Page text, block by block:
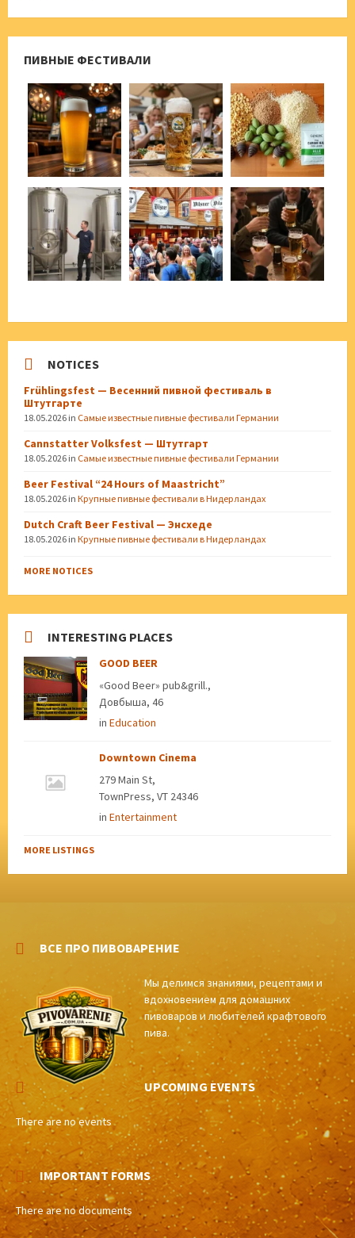
ПИВНЫЕ ФЕСТИВАЛИ
NOTICES
Frühlingsfest — Весенний пивной фестиваль в
Штутгарте
18.05.2026 in Самые известные пивные фестивали Германии
Cannstatter Volksfest — Штутгарт
18.05.2026 in Самые известные пивные фестивали Германии
Beer Festival “24 Hours of Maastricht”
18.05.2026 in Крупные пивные фестивали в Нидерландах
Dutch Craft Beer Festival — Энсхеде
18.05.2026 in Крупные пивные фестивали в Нидерландах
MORE NOTICES
INTERESTING PLACES
GOOD BEER
«Good Beer» pub&grill.,
Довбыша, 46
in Education
Downtown Cinema
279 Main St,
TownPress, VT 24346
in Entertainment
MORE LISTINGS
ВСЕ ПРО ПИВОВАРЕНИЕ
Мы делимся знаниями, рецептами и
вдохновением для домашних
пивоваров и любителей крафтового
пива.
UPCOMING EVENTS
There are no events
IMPORTANT FORMS
There are no documents